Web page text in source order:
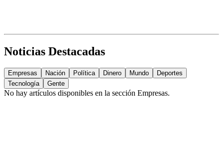
Noticias Destacadas
Empresas Nación Política Dinero Mundo
Deportes
Tecnología
Gente
No hay artículos disponibles en la sección Empresas.